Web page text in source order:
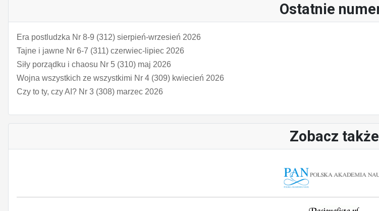
Ostatnie
Era postludzka Nr 8-9 (312) sierpień-wrzesień 2026
Tajne i jawne Nr 6-7 (311) czerwiec-lipiec 2026
Siły porządku i chaosu Nr 5 (310) maj 2026
Wojna wszystkich ze wszystkimi Nr 4 (309) kwiecień 2026
Czy to ty, czy AI? Nr 3 (308) marzec 2026
Zobacz także